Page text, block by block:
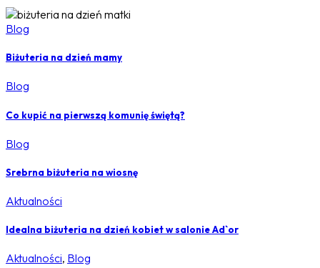
Blog
Biżuteria na dzień mamy
Blog
Co kupić na pierwszą komunię świętą?
Blog
Srebrna biżuteria na wiosnę
Aktualności
Idealna biżuteria na dzień kobiet w salonie Ad`or
Aktualności, Blog